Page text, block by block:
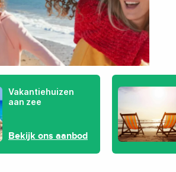
Vakantiehuizen
aan zee
Bekijk ons aanbod